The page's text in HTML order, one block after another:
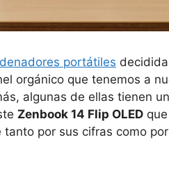
portátiles
orgánico que tenemos a
algunas de ellas tienen
Zenbook 14 Flip OLED
por sus cifras como